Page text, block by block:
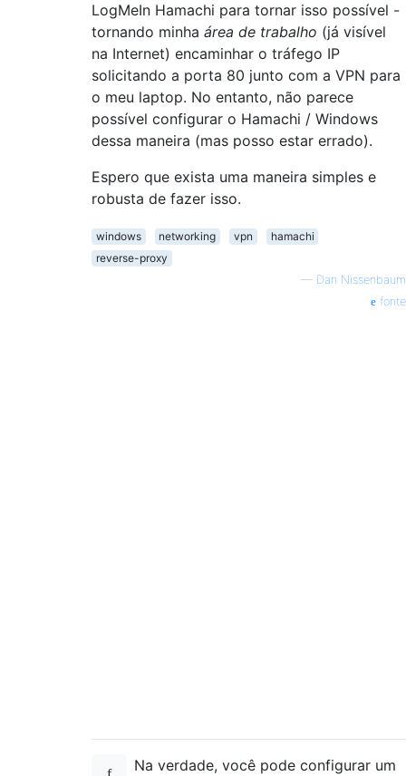
LogMeIn Hamachi para tornar isso possível -
tornando minha área de trabalho (já visível
na Internet) encaminhar o tráfego IP
solicitando a porta 80 junto com a VPN para
o meu laptop. No entanto, não parece
possível configurar o Hamachi / Windows
dessa maneira (mas posso estar errado).
Espero que exista uma maneira simples e
robusta de fazer isso.
windows networking vpn
hamachi
reverse-proxy
— Dan Nissenbaum
fonte
Na verdade, você pode configurar um